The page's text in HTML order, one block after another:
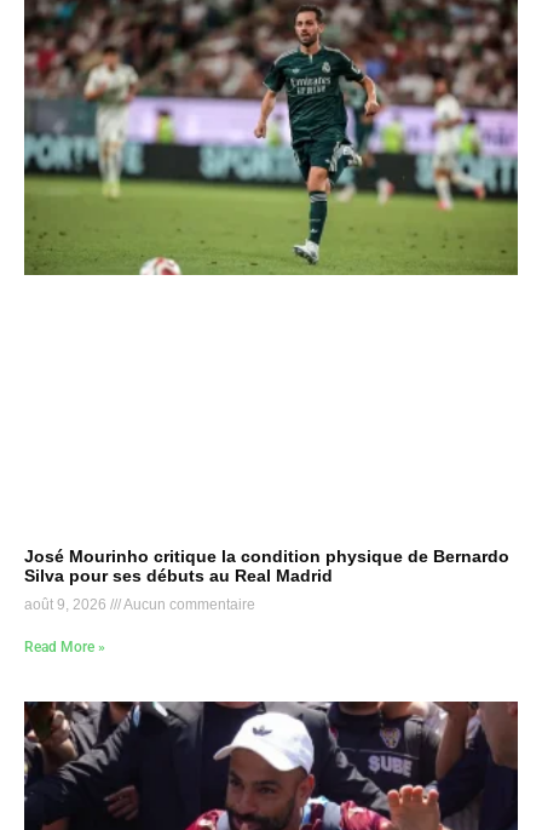
José Mourinho critique la condition physique de Bernardo
Silva pour ses débuts au Real Madrid
août 9, 2026 Aucun commentaire
Read More »